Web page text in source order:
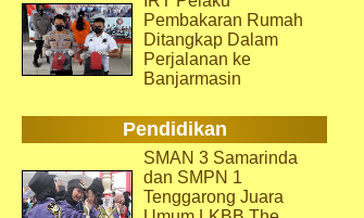
Pembakaran Rumah
Ditangkap Dalam
Perjalanan ke
Banjarmasin
Pendidikan
SMAN 3 Samarinda
dan SMPN 1
Tenggarong Juara